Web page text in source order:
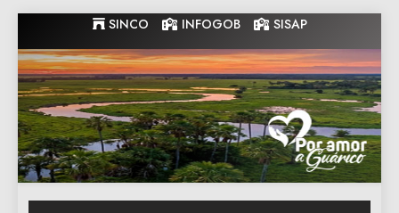
to
content
SINCO INFOGOB SISAP
Gobernacion
de Guarico
Gobernacion de Guarico